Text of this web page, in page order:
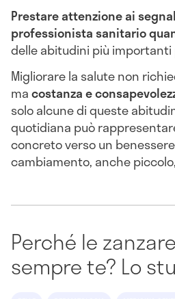
Prestare attenzione ai
professionista sanitario
delle abitudini più importanti
Migliorare la salute non
macostanza e
solo alcune di queste
quotidiana può
concreto verso un
cambiamento, anche
Perché le
sempre te? Lo